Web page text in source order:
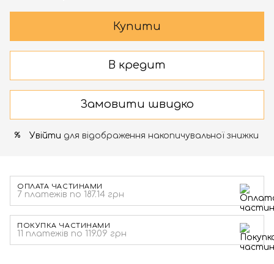
Купити
В кредит
Замовити швидко
% Увійти для відображення накопичувальної знижки
ОПЛАТА ЧАСТИНАМИ
7 платежів по 187.14 грн
ПОКУПКА ЧАСТИНАМИ
11 платежів по 119.09 грн